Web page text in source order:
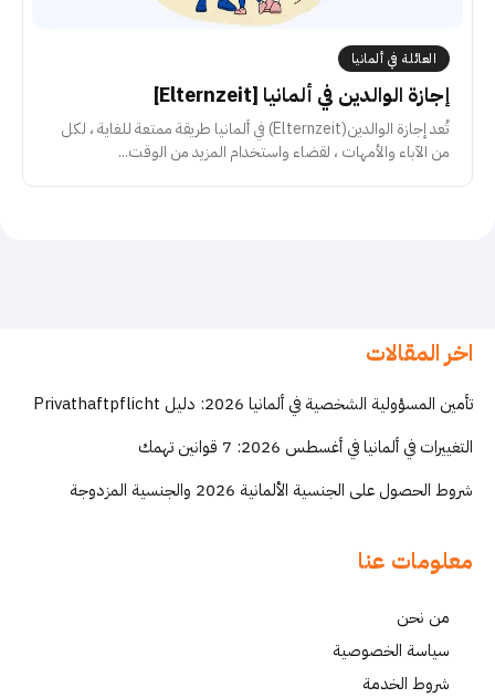
العائلة في ألمانيا
إجازة الوالدين في ألمانيا [Elternzeit]
تُعد إجازة الوالدين(Elternzeit) في ألمانيا طريقة ممتعة للغاية ، لكل
من الآباء والأمهات ، لقضاء واستخدام المزيد من الوقت...
اخر المقالات
تأمين المسؤولية الشخصية في ألمانيا 2026: دليل Privathaftpflicht
التغييرات في ألمانيا في أغسطس 2026: 7 قوانين تهمك
شروط الحصول على الجنسية الألمانية 2026 والجنسية المزدوجة
معلومات عنا
من نحن
سياسة الخصوصية
شروط الخدمة